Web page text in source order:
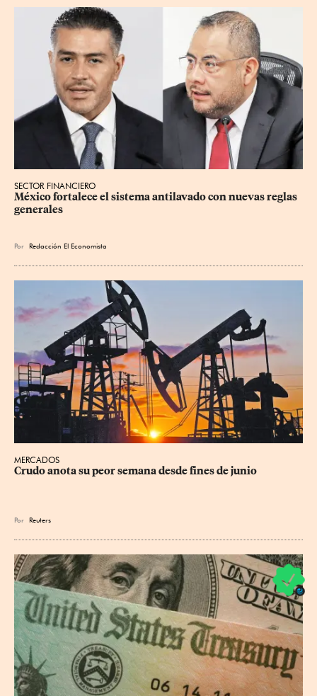
SECTOR FINANCIERO
México fortalece el sistema antilavado con nuevas reglas
generales
Por Redacción El Economista
MERCADOS
Crudo anota su peor semana desde fines de junio
Por Reuters